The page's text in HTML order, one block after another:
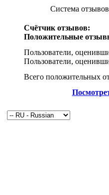
Система
Счётчик отзывов:
Положительные
Пользователи,
Пользователи,
Всего положительных